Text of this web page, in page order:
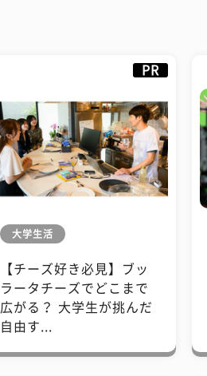
PR
大学生活
【チーズ好き必見】ブッ
ラータチーズでどこまで
広がる？ 大学生が挑んだ
自由す...